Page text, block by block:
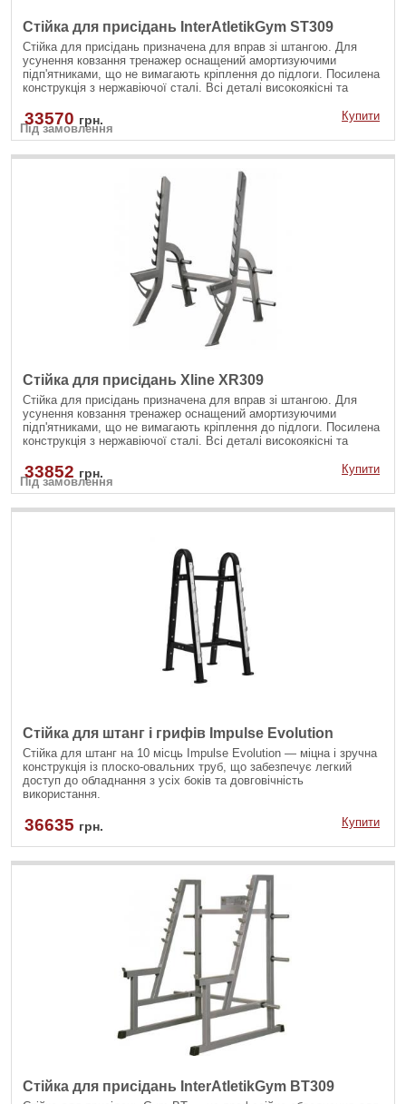
Стійка для присідань InterAtletikGym ST309
Стійка для присідань призначена для вправ зі штангою. Для
усунення ковзання тренажер оснащений амортизуючими
підп'ятниками, що не вимагають кріплення до підлоги. Посилена
конструкція з нержавіючої сталі. Всі деталі високоякісні та
дозволяють інтенсивно експлуатувати його більше 12 годин на
добу.
Під замовлення
33570 грн. Купити
Стійка для присідань Xline XR309
Стійка для присідань призначена для вправ зі штангою. Для
усунення ковзання тренажер оснащений амортизуючими
підп'ятниками, що не вимагають кріплення до підлоги. Посилена
конструкція з нержавіючої сталі. Всі деталі високоякісні та
Під замовлення
33852 грн. Купити
Стійка для штанг і грифів Impulse Evolution
Стійка для штанг на 10 місць Impulse Evolution — міцна і зручна
конструкція із плоско-овальних труб, що забезпечує легкий
доступ до обладнання з усіх боків та довговічність
використання.
36635 грн. Купити
Стійка для присідань InterAtletikGym BT309